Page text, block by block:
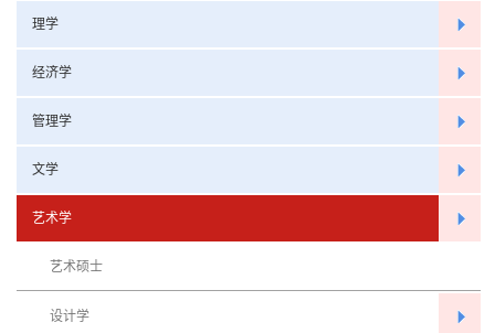
理学
经济学
管理学
文学
艺术学
艺术硕士
设计学